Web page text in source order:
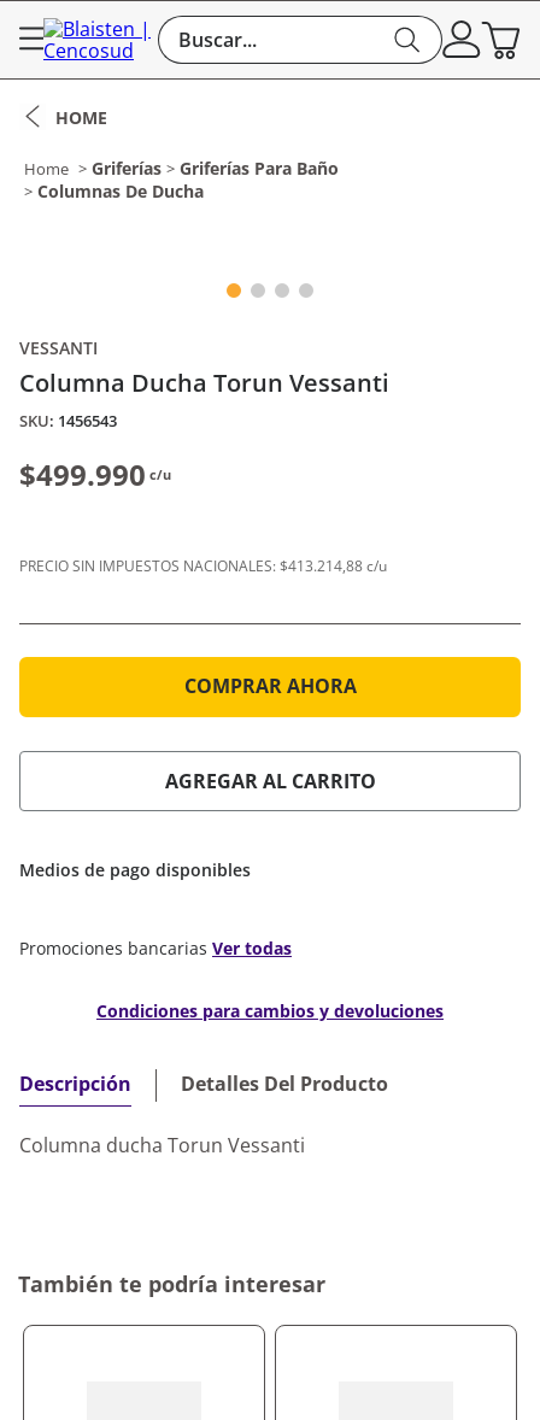
Buscar...
Griferías
Griferías Para Baño
Columnas De Ducha
VESSANTI
Columna Ducha Torun Vessanti
: 1456543
$499.990 c/u
PRECIO SIN IMPUESTOS NACIONALES:$413.214,88 c/u
COMPRAR AHORA
AGREGAR AL CARRITO
Medios de pago disponibles
Promociones bancarias Ver todas
Condiciones para cambios y devoluciones
Descripción Detalles Del Producto
Columna ducha Torun Vessanti
También te podría interesar